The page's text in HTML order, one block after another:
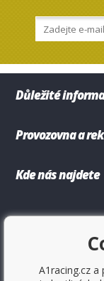
Důležité
Provozovna a
Kde nás najdete
A1racing.cz